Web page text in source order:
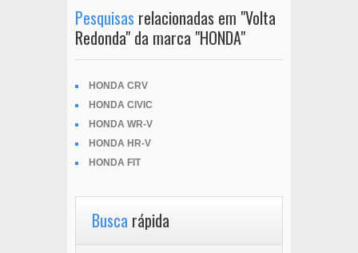
Pesquisas relacionadas em "Volta
Redonda" da marca "HONDA"
HONDA CRV
HONDA CIVIC
HONDA WR-V
HONDA HR-V
HONDA FIT
Busca rápida